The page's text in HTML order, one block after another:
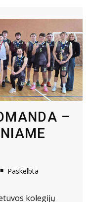
–
Paskelbta
kolegijų